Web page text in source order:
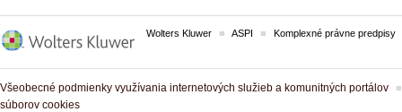
Wolters Kluwer ASPI Komplexné právne predpisy
Všeobecné podmienky využívania internetových služieb a komunitných portálov
súborov cookies